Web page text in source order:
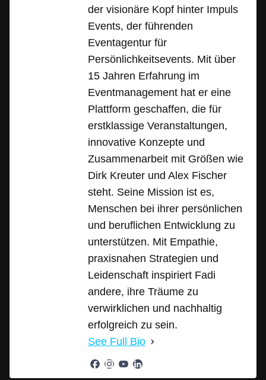
der visionäre Kopf hinter Impuls
Events, der führenden
Eventagentur für
Persönlichkeitsevents. Mit über
15 Jahren Erfahrung im
Eventmanagement hat er eine
Plattform geschaffen, die für
erstklassige Veranstaltungen,
innovative Konzepte und
Zusammenarbeit mit Größen wie
Dirk Kreuter und Alex Fischer
steht. Seine Mission ist es,
Menschen bei ihrer persönlichen
und beruflichen Entwicklung zu
unterstützen. Mit Empathie,
praxisnahen Strategien und
Leidenschaft inspiriert Fadi
andere, ihre Träume zu
verwirklichen und nachhaltig
erfolgreich zu sein.
See Full Bio